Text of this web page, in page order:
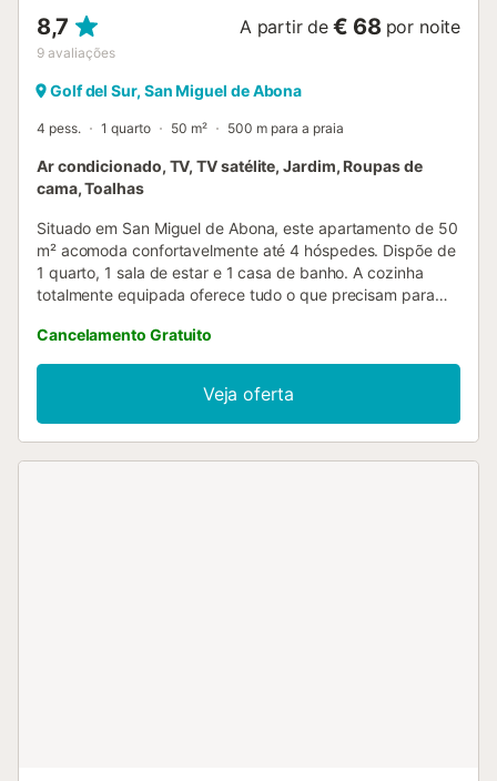
8,7
9 avaliações
A partir de € 68 por noite
Golf del Sur, San Miguel de Abona
4 pess. 1 quarto 50 m² 500 m para a praia
Ar condicionado, TV, TV satélite, Jardim, Roupas de
cama, Toalhas
Situado em San Miguel de Abona, este apartamento de 50
m² acomoda confortavelmente até 4 hóspedes. Dispõe de
1 quarto, 1 sala de estar e 1 casa de banho. A cozinha
totalmente equipada oferece tudo o que precisam para
ar condicionado, ventoinha, televisão e uma área de
trabalho dedicada. Famílias com crianças beneficiam da
disponibilidade de berço e cadeira alta. Podem desfrutar
da vossa varanda privada, ideal para relaxar. O jardim
partilhado proporciona mais espaço exterior para
Cancelamento Gratuito
Veja oferta